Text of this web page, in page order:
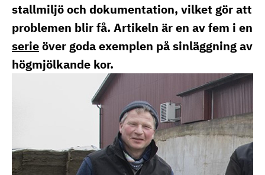
stallmiljö och dokumentation, vilket gör att
problemen blir få. Artikeln är en av fem i en
serieöver goda exemplen på sinläggning av
högmjölkande kor.